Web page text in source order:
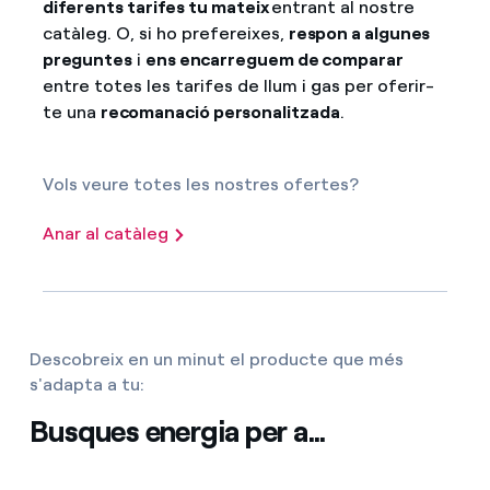
diferents tarifes tu mateixentrant al nostre
catàleg. O, si ho prefereixes, respon a algunes
preguntesi ens encarreguem de comparar
entre totes les tarifes de llum i gas per oferir-
te una recomanació personalitzada.
Vols veure totes les nostres ofertes?
Anar al catàleg
Descobreix en un minut el producte que més
s'adapta a tu:
Busques energia per a...